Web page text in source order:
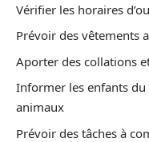
Vérifier les horaires
Prévoir des vêtements
Aporter des collations
Informer les enfants
animaux
Prévoir des tâches à